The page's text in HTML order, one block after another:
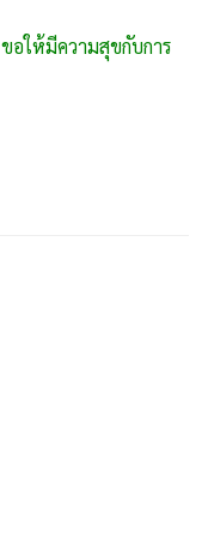
อให้มีความสุขกับการ